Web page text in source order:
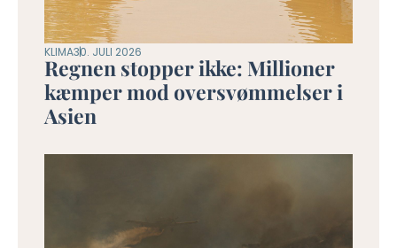
KLIMA30. JULI 2026
Regnen stopper ikke: Millioner
kæmper mod oversvømmelser i
Asien